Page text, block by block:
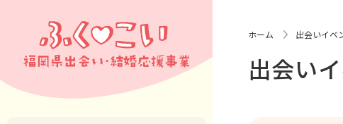
ホーム 出会いイベ
出会い